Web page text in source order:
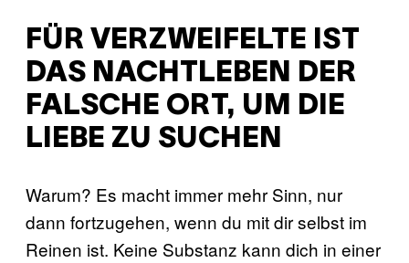
FÜR VERZWEIFELTE IST
DAS NACHTLEBEN DER
FALSCHE ORT, UM DIE
LIEBE ZU SUCHEN
Warum? Es macht immer mehr Sinn, nur
dann fortzugehen, wenn du mit dir selbst im
Reinen ist. Keine Substanz kann dich in einer